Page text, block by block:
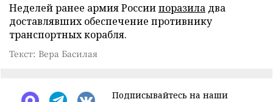
Неделей ранее армия Россиипоразила два
доставлявших обеспечение противнику
транспортных корабля.
Текст: Вера Басилая
Подписывайтесь на наши